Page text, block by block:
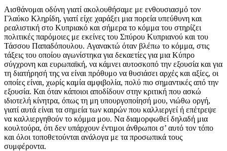
Αισθάνομαι οδύνη γιατί ακολουθήσαμε με ενθουσιασμό τον
Γλαύκο Κληρίδη, γιατί είχε χαράξει μια πορεία υπεύθυνη και
ρεαλιστική στο Κυπριακό και σήμερα το κόμμα του στηρίζει
πολιτικές παρόμοιες με εκείνες του Σπύρου Κυπριανού και του
Τάσσου Παπαδόπουλου. Αγανακτώ όταν βλέπω το κόμμα, στις
τάξεις του οποίου αγωνίστηκα για δεκαετίες για μια Κύπρο
σύγχρονη και ευρωπαϊκή, να κάμνει αυτοσκοπό την εξουσία και για
τη διατήρησή της να είναι πρόθυμο να θυσιάσει αρχές και αξίες, οι
οποίες είναι, χωρίς καμία αμφιβολία, πολύ πιο σημαντικές από την
εξουσία. Και όταν κάποιοι αποδίδουν στην κριτική που ασκώ
ιδιοτελή κίνητρα, όπως τη μη υπουργοποίησή μου, νιώθω οργή,
γιατί αυτά είναι τα σημεία των καιρών που καλλιεργεί ή επέτρεψε
να καλλιεργηθούν το κόμμα μου. Να διαμορφωθεί δηλαδή μια
κουλτούρα, ότι δεν υπάρχουν έντιμοι άνθρωποι σ’ αυτό τον τόπο
και όλοι τοποθετούνται ανάλογα με τα προσωπικά τους
συμφέροντα.